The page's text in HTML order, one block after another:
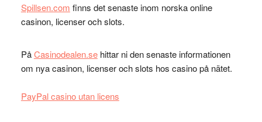
Spillsen.com finns det senaste inom norska online
casinon, licenser och slots.
PåCasinodealen.sehittar ni den senaste informationen
om nya casinon, licenser och slots hos casino på nätet.
PayPal casino utan licens